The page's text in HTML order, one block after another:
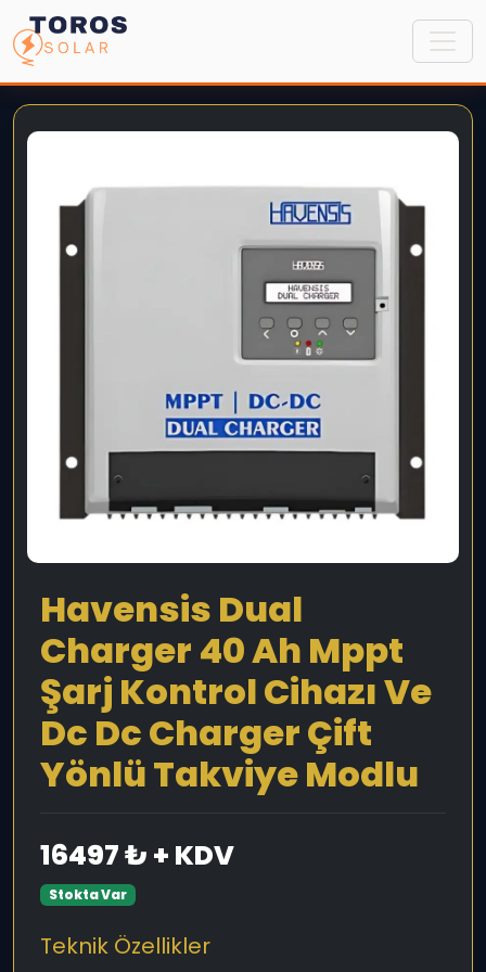
Havensis Dual
Charger 40 Ah Mppt
Şarj Kontrol Cihazı Ve
Dc Dc Charger Çift
Yönlü Takviye Modlu
16497 ₺ + KDV
Stokta Var
Teknik Özellikler